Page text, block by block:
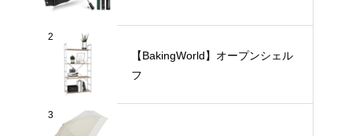
2
【BakingWorld】オープンシェル
フ
3